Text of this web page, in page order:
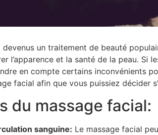
devenus un traitement de beauté
l’apparence et la santé de la peau. Si
en compte certains inconvénients
facial afin que vous puissiez décider
du massage facial:
sanguine: Le massage facial